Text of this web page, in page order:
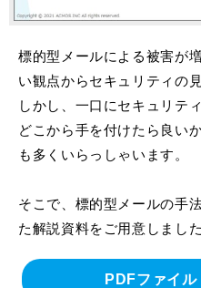
標的型メールによる被害が
い観点からセキュリティの
しかし、一口にセキュリテ
どこから手を付けたら良い
も多くいらっしゃいます。
そこで、標的型メールの手
た解説資料をご用意しました
PDFファイ